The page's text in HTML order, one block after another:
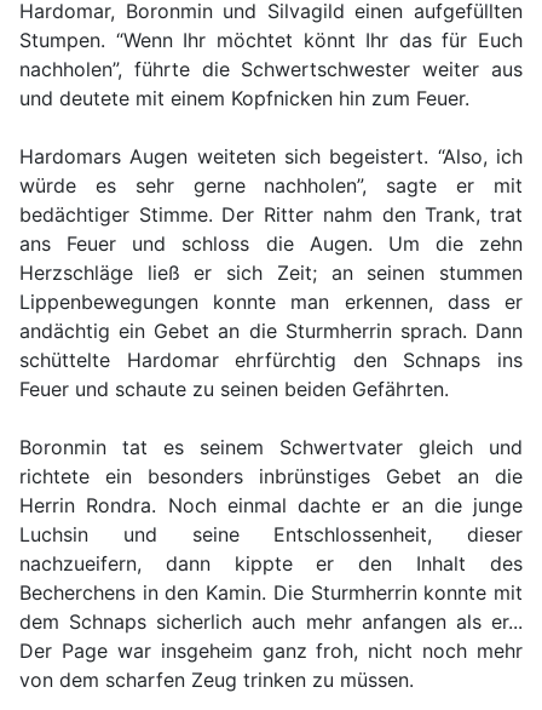
Hardomar, Boronmin und Silvagild einen aufgefüllten
Stumpen. “Wenn Ihr möchtet könnt Ihr das für Euch
nachholen”, führte die Schwertschwester weiter aus
und deutete mit einem Kopfnicken hin zum Feuer.
Hardomars Augen weiteten sich begeistert. “Also, ich
würde es sehr gerne nachholen”, sagte er mit
bedächtiger Stimme. Der Ritter nahm den Trank, trat
ans Feuer und schloss die Augen. Um die zehn
Herzschläge ließ er sich Zeit; an seinen stummen
Lippenbewegungen konnte man erkennen, dass er
andächtig ein Gebet an die Sturmherrin sprach. Dann
schüttelte Hardomar ehrfürchtig den Schnaps ins
Feuer und schaute zu seinen beiden Gefährten.
Boronmin tat es seinem Schwertvater gleich und
richtete ein besonders inbrünstiges Gebet an die
Herrin Rondra. Noch einmal dachte er an die junge
Luchsin und seine Entschlossenheit, dieser
nachzueifern, dann kippte er den Inhalt des
Becherchens in den Kamin. Die Sturmherrin konnte mit
dem Schnaps sicherlich auch mehr anfangen als er...
Der Page war insgeheim ganz froh, nicht noch mehr
von dem scharfen Zeug trinken zu müssen.